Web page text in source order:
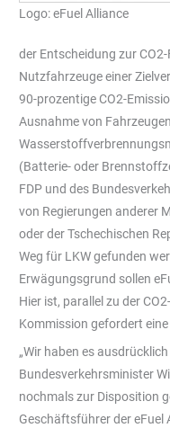
Logo: eFuel Alliance
der Entscheidung zur
Nutzfahrzeuge einer
90-prozentige CO2-
Ausnahme von
(Batterie- oder
FDP und des
von Regierungen anderer
oder der Tschechischen
Weg für LKW gefunden
Erwägungsgrund sollen
Hier ist, parallel zu der
Kommission gefordert
„Wir haben es
Bundesverkehrsminister
nochmals zur Disposition
Geschäftsführer der eFuel